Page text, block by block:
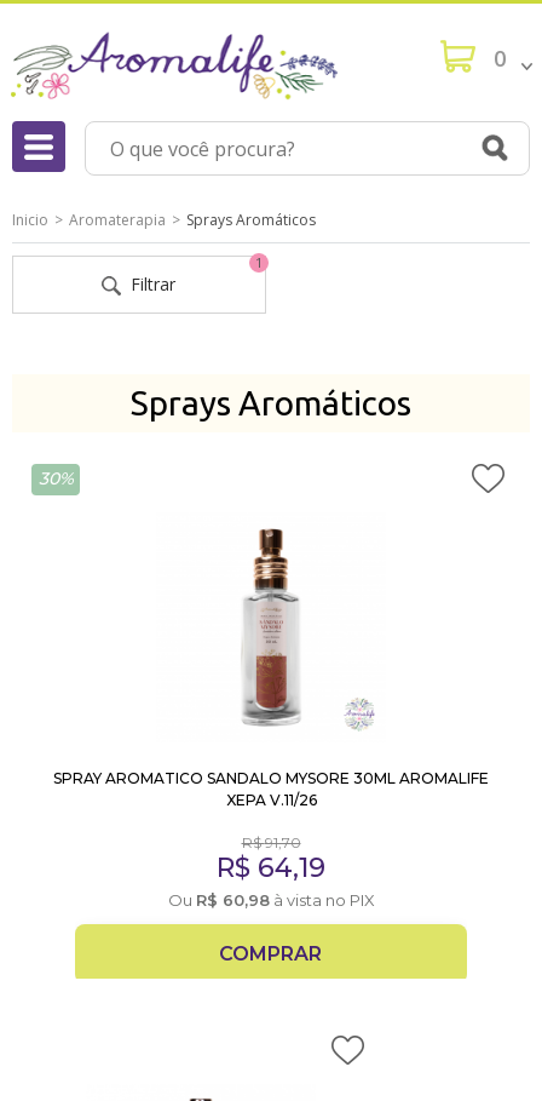
0
Filtrar
1
Inicio Aromaterapia Sprays Aromáticos
Sprays Aromáticos
30%
SPRAY AROMATICO SANDALO MYSORE 30ML AROMALIFE
XEPA V.11/26
R$91,70
R$ 64,19
Ou R$ 60,98à vista no PIX
COMPRAR